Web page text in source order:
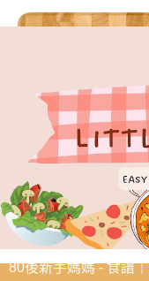
80後新手媽媽 - 食譜